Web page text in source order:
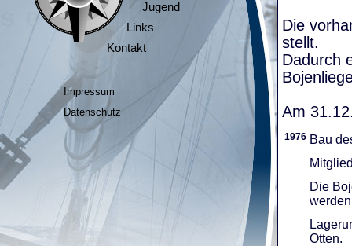
Jugend
Links
Kontakt
Impressum
Datenschutz
Die
stellt.
Dadurch
Am
1976 Bau
Die
Otten.